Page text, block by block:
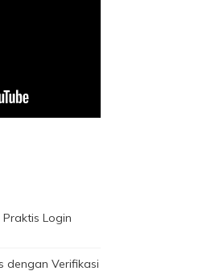
Login
dengan Verifikasi